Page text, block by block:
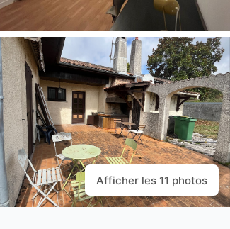
Afficher les 11 photos